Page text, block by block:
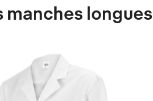
manches longues